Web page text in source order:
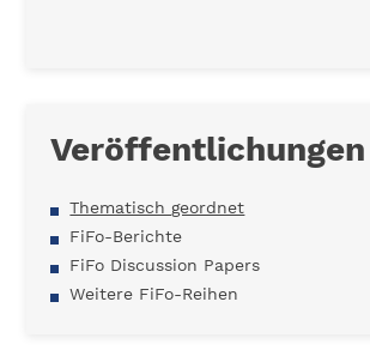
Veröffentlichungen
Thematisch geordnet
FiFo-Berichte
FiFo Discussion Papers
Weitere FiFo-Reihen